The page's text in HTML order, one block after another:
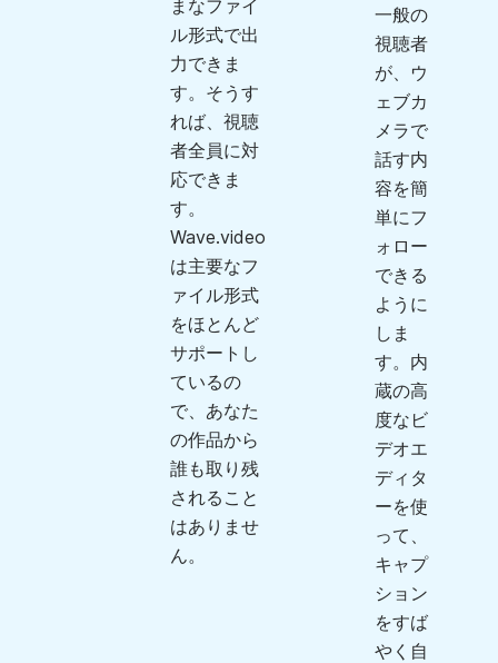
まなファイ
ル形式で出
力できま
す。そうす
れば、視聴
者全員に対
応できま
す。
Wave.video
は主要なフ
ァイル形式
をほとんど
サポートし
ているの
で、あなた
の作品から
誰も取り残
されること
はありませ
ん。
一般の
視聴者
が、ウ
ェブカ
メラで
話す内
容を簡
単にフ
ォロー
できる
ように
しま
す。内
蔵の高
度なビ
デオエ
ディタ
ーを使
って、
キャプ
ション
をすば
やく自